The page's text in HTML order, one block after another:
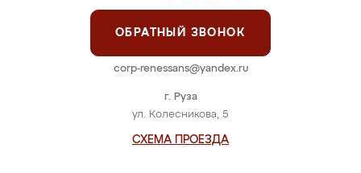
г. Руза
ул. Колесникова, 5
СХЕМА ПРОЕЗДА
ОБРАТНЫЙ ЗВОНОК
corp-renessans@yandex.ru